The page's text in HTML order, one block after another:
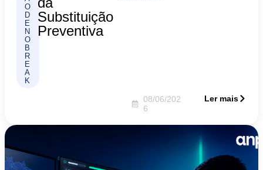
O
D
E
N
O
B
R
E
A
K
Substituição
Preventiva
08/06/202
6
Ler mais